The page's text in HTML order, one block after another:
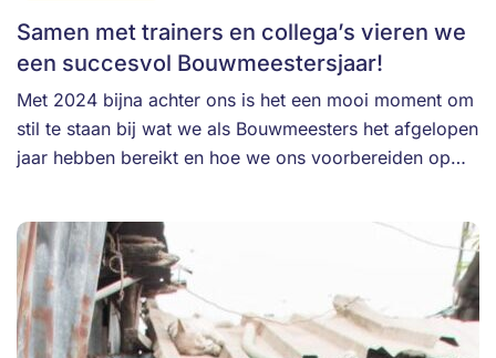
Samen met trainers en collega’s vieren we
een succesvol Bouwmeestersjaar!
Met 2024 bijna achter ons is het een mooi moment om
stil te staan bij wat we als Bouwmeesters het afgelopen
jaar hebben bereikt en hoe we ons voorbereiden op…